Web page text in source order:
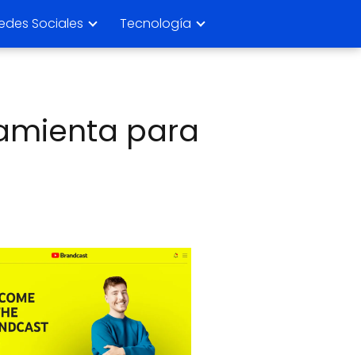
Sociales Tecnología
para